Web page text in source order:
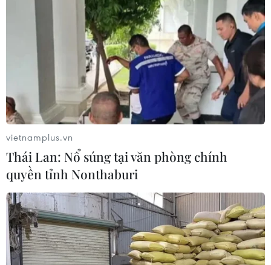
Mỹ-Hàn Quốc cam kết theo đuổi phi hạt
nhân hóa bán đảo Triều Tiên
03/06/2019 08:22
Quyền Bộ trưởng Quốc phòng Mỹ Patrick Shanahan
nhấn mạnh "kết cục duy nhất có thể chấp nhận được" là
vietnamplus.vn
Thái Lan: Nổ súng tại văn phòng chính
quyền tỉnh Nonthaburi